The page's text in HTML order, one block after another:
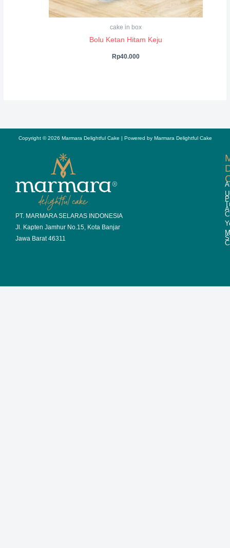
cake in box
Bolu Ketan Hitam Keju
Rp40.000
Copyright © 2026 Marmara Delightful Cake | Powered by Marmara Delightful Cake
PT. MARMARA SELARAS INDONESIA
Jl. Kapten Jamhur No.15, Kota Banjar
Jawa Barat 46311